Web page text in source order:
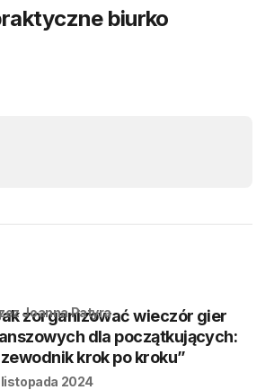
biurko
zorganizować wieczór gier
dla początkujących:
krok po kroku”
Joanna Patyra
listopada 2024